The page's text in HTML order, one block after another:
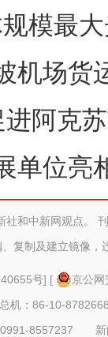
模最
机场货
阿克
单位亮
社和中新网观点。
复制及建立镜像，
号] [
京公
总机：86-10-
0991-8557237